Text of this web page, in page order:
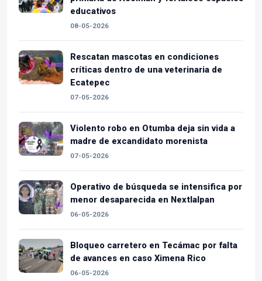
educativos
08-05-2026
Rescatan mascotas en condiciones
críticas dentro de una veterinaria de
Ecatepec
07-05-2026
Violento robo en Otumba deja sin vida a
madre de excandidato morenista
07-05-2026
Operativo de búsqueda se intensifica por
menor desaparecida en Nextlalpan
06-05-2026
Bloqueo carretero en Tecámac por falta
de avances en caso Ximena Rico
06-05-2026